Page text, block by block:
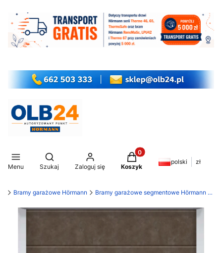
Menu
Otwórz wyszukiwarkę
Szukaj Zaloguj się
Produkty w koszyku: 0.
Koszyk
polski zł
Bramy garażowe Hörmann Bramy garażowe segmentowe Hörmann LPU 42